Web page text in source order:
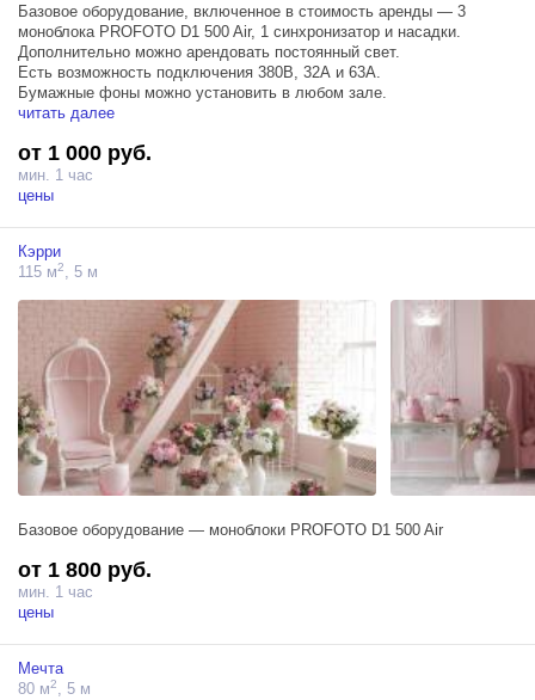
Базовое оборудование, включенное в стоимость аренды — 3
моноблока PROFOTO D1 500 Air, 1 синхронизатор и насадки.
Дополнительно можно арендовать постоянный свет.
Есть возможность подключения 380В, 32А и 63А.
Бумажные фоны можно установить в любом зале.
читать далее
от 1 000 руб.
мин. 1 час
цены
Кэрри
115 м2 , 5 м
Базовое оборудование — моноблоки PROFOTO D1 500 Air
от 1 800 руб.
мин. 1 час
цены
Мечта
80 м2, 5 м